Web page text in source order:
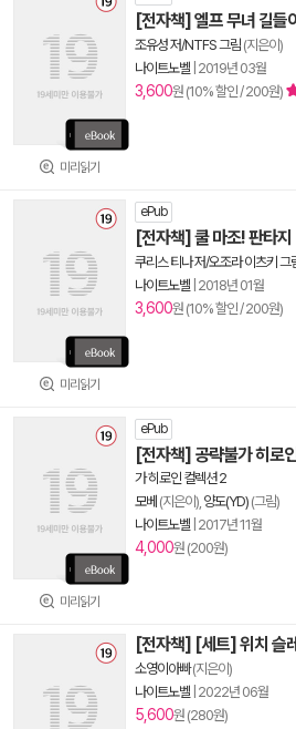
미리읽기
[전자책] 엘프 무녀 길들
조유성 저/NTFS 그림 (지은이)
나이트노벨 2019년 03월
3,600원 (10% 할인 / 200원)
미리읽기
ePub
[전자책] 쿨 마조! 판타지
쿠리스 티나 저/오조라 이츠키 그
나이트노벨 2018년 01월
3,600원 (10% 할인 / 200원)
미리읽기
ePub
[전자책] 공략불가 히로
가 히로인 컬렉션 2
모베 (지은이), 양도(YD) (그림)
나이트노벨 2017년 11월
4,000원 (200원)
[전자책] [세트] 위치 슬
소영이아빠(지은이)
나이트노벨 2022년 06월
5,600원 (280원)